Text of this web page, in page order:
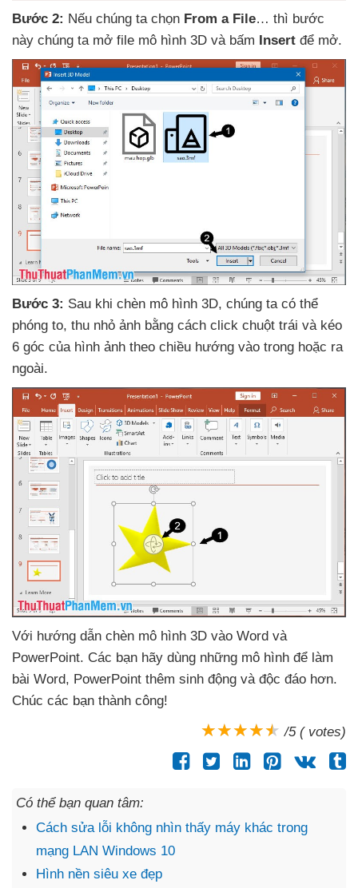
Bước 2: Nếu chúng ta chọn From a File… thì bước
này chúng ta mở file mô hình 3D và bấm Insert để mở.
Bước 3: Sau khi chèn mô hình 3D, chúng ta có thể
phóng to, thu nhỏ ảnh bằng cách click chuột trái và kéo
6 góc của hình ảnh theo chiều hướng vào trong hoặc ra
ngoài.
Với hướng dẫn chèn mô hình 3D vào Word và
PowerPoint. Các bạn hãy dùng những mô hình để làm
bài Word, PowerPoint thêm sinh động và độc đáo hơn.
Chúc các bạn thành công!
/5 ( votes)
Có thể bạn quan tâm:
Cách sửa lỗi không nhìn thấy máy khác trong
mạng LAN Windows 10
Hình nền siêu xe đẹp